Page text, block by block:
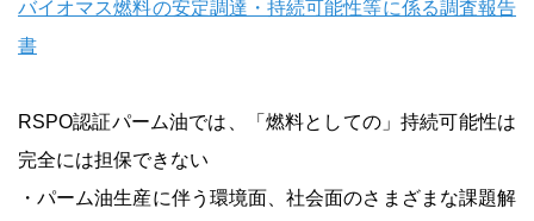
バイオマス燃料の安定調達・持続可能性等に係る調査報告
書
RSPO認証パーム油では、「燃料としての」持続可能性は
完全には担保できない
・パーム油生産に伴う環境面、社会面のさまざまな課題解